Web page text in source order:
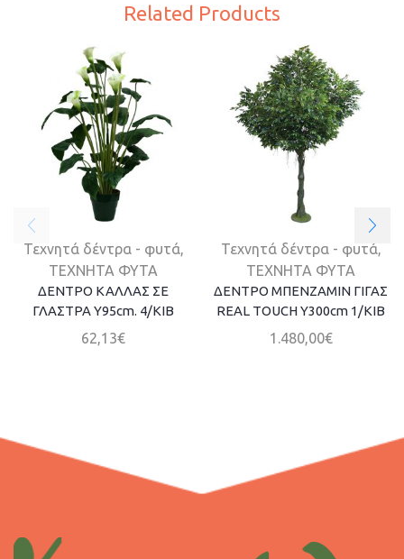
Related Products
Τεχνητά δέντρα - φυτά,
ΤΕΧΝΗΤΑ ΦΥΤΑ
ΔΕΝΤΡΟ ΚΑΛΛΑΣ ΣΕ
ΓΛΑΣΤΡΑ Y95cm. 4/KIB
62,13€
Τεχνητά δέντρα - φυτά,
ΤΕΧΝΗΤΑ ΦΥΤΑ
ΔΕΝΤΡΟ ΜΠΕΝΖΑΜΙΝ ΓΙΓΑΣ
REAL TOUCH Υ300cm 1/ΚΙΒ
1.480,00€